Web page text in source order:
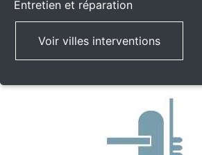
Entretien et réparation
Voir villes interventions